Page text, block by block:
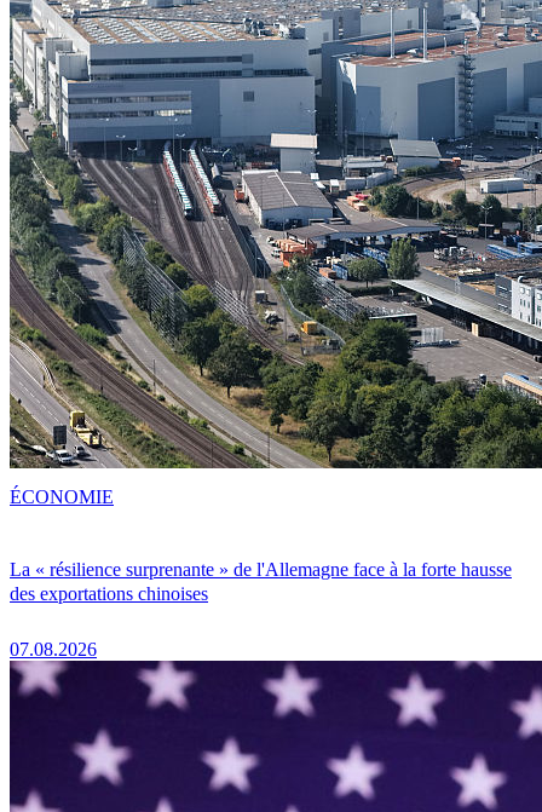
La « résilience surprenante » de l'Allemagne face à la forte hausse
des exportations chinoises
07.08.2026
ÉCONOMIE